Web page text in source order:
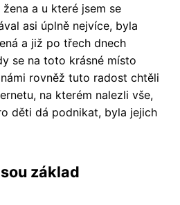
a u které jsem se
asi úplně nejvíce, byla
a již po třech dnech
se na toto krásné místo
rovněž tuto radost chtěli
na kterém nalezli vše,
děti dá podnikat, byla jejich
základ